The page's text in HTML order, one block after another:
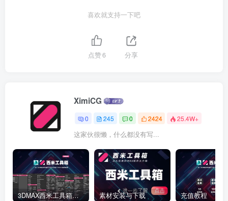
喜欢就支持一下吧
点赞6 分享
XimiCG
0 245 0 2424 25.4W+
这家伙很懒，什么都没有写...
3DMAX西米工具箱下载 素材安装与下载 充值教程